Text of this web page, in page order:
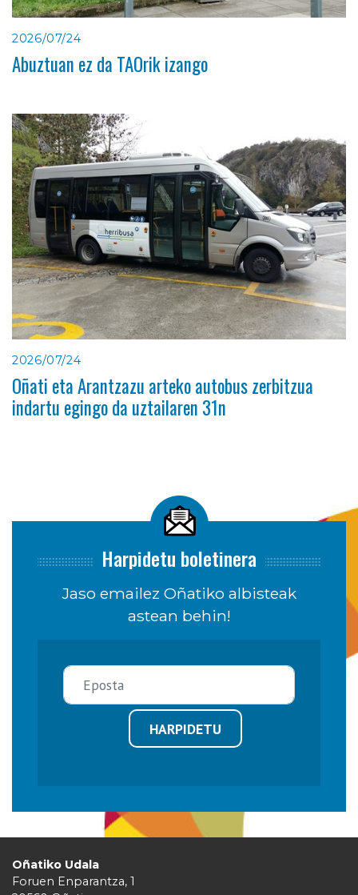
2026/07/24
Abuztuan ez da TAOrik izango
2026/07/24
Oñati eta Arantzazu arteko autobus zerbitzua
indartu egingo da uztailaren 31n
Harpidetu boletinera
Jaso emailez Oñatiko albisteak
astean behin!
HARPIDETU
Oñatiko Udala
Foruen Enparantza, 1